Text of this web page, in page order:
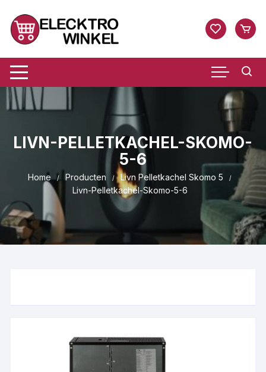
naar
inhoud
LIVN-PELLETKACHEL-SKOMO-
5-6
Home Producten
Livn Pelletkachel Skomo 5
Livn-Pelletkachel-Skomo-5-6